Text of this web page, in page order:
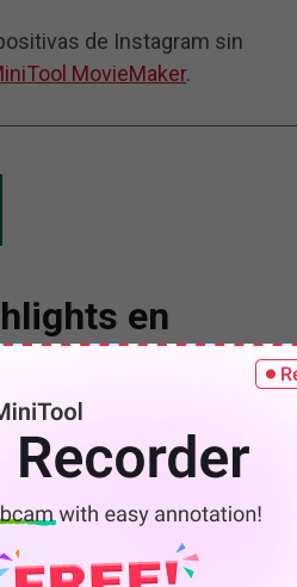
de Instagram sin
MovieMaker.
en
en Instagram y también
perfilque se encuentra en la